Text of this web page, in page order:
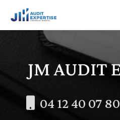
contenu
04 12 40 07 80